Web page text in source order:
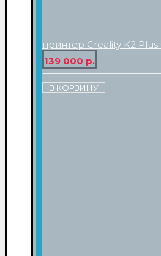
принтер Creality K2
139 000 р.
В КОРЗИНУ